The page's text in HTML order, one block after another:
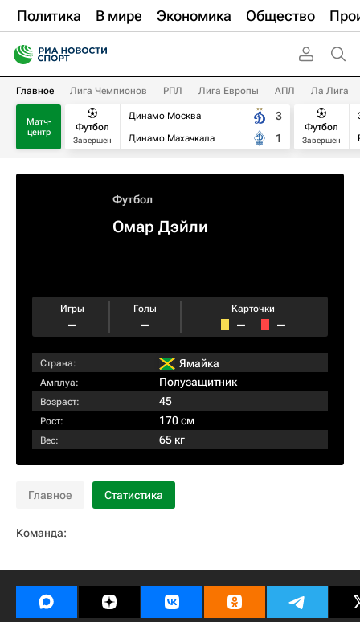
Политика В мире Экономика Общество
Главное Лига Чемпионов РПЛ Лига Европы АПЛ Ла Лига
Матч-
центр
Футбол
Завершен
Динамо Москва
Динамо Махачкала
3
1
Футбол
Завершен
Футбол
Омар Дэйли
Игры
–
Голы
–
Карточки
– –
Страна: Ямайка
Амплуа: Полузащитник
Возраст: 45
Рост: 170 см
Вес: 65 кг
Главное Статистика
Команда: